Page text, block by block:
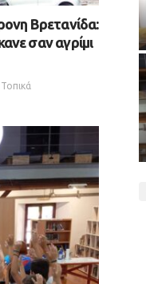
Βρετανίδα:
σαν αγρίμι
Τοπικά